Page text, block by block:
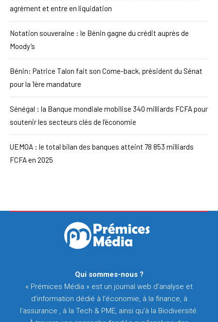
agrément et entre en liquidation
Notation souveraine : le Bénin gagne du crédit auprès de
Moody’s
Bénin: Patrice Talon fait son Come-back, président du Sénat
pour la 1ère mandature
Sénégal : la Banque mondiale mobilise 340 milliards FCFA pour
soutenir les secteurs clés de l’économie
UEMOA : le total bilan des banques atteint 78 853 milliards
FCFA en 2025
Qui sommes-nous ?
« Prémices Média » est un journal web d’analyse et
d’information dédié à l’économie, à la finance, à
l’assurance , à la Tech & PME, ainsi qu’à la Biodiversité.